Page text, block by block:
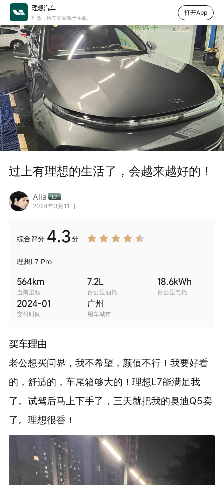
过上有理想的生活了，会越来越好的！
Alia
2024年3月11日
综合评分 4.3分
理想L7 Pro
564km
当前里程
7.2L
百公里油耗
18.6kWh
百公里电耗
2024-01
交付时间
广州
用车城市
买车理由
老公想买问界，我不希望，颜值不行！我要好看
的，舒适的，车尾箱够大的！理想L7能满足我
了。试驾后马上下手了，三天就把我的奥迪Q5卖
了。理想很香！
理想汽车
理想，给车和家赋予生命。
打开App